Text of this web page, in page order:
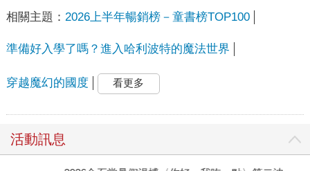
相關主題： 2026上半年暢銷榜－童書榜TOP100
準備好入學了嗎？進入哈利波特的魔法世界
穿越魔幻的國度 看更多
活動訊息